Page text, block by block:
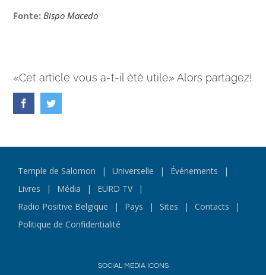
Fonte: BispoMacedo
«Cet article vous a-t-il été utile» Alors partagez!
FacebookTwitter
Temple de Salomon Universelle
Événements
Livres
Média
EURD TV
Radio Positive Belgique
Pays Sites
Contacts
Politique de Confidentialité
SOCIAL MEDIA ICONS